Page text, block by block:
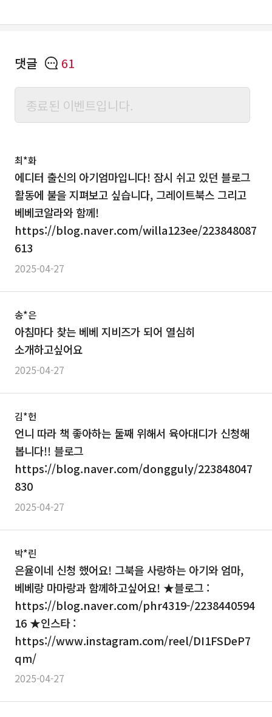
댓글 61
최*화
에디터 출신의 아기엄마입니다! 잠시 쉬고 있던 블로그
활동에 불을 지펴보고 싶습니다, 그레이트북스 그리고
베베코알라와 함께!
https://blog.naver.com/willa123ee/223848087
613
2025-04-27
송*은
아침마다 찾는 베베 지비즈가 되어 열심히
소개하고싶어요
2025-04-27
김*헌
언니 따라 책 좋아하는 둘째 위해서 육아대디가 신청해
봅니다!! 블로그
https://blog.naver.com/dongguly/223848047
830
2025-04-27
박*린
은율이네 신청 했어요! 그북을 사랑하는 아기와 엄마,
베베랑 마마랑과 함께하고싶어요! ★블로그 :
https://blog.naver.com/phr4319-/2238440594
16 ★인스타 :
https://www.instagram.com/reel/DI1FSDeP7
qm/
2025-04-27